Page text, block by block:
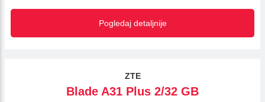
Pogledaj detaljnije
ZTE
Blade A31 Plus 2/32 GB